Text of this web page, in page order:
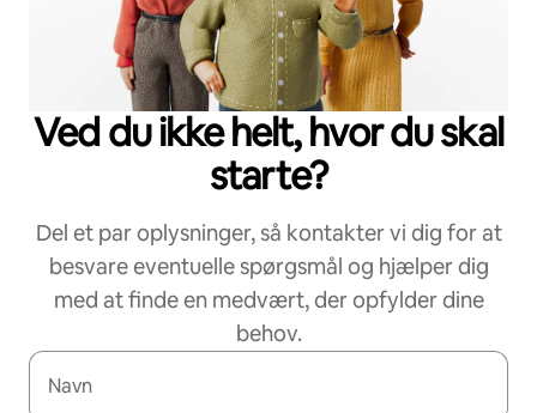
Ved du ikke helt, hvor du skal
starte?
Del et par oplysninger, så kontakter vi dig for at
besvare eventuelle spørgsmål og hjælper dig
med at finde en medvært, der opfylder dine
behov.
Navn